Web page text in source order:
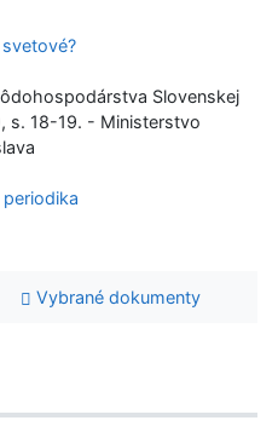
svetové?
Slovenskej
s. 18-19. - Ministerstvo
periodika
Vybrané dokumenty